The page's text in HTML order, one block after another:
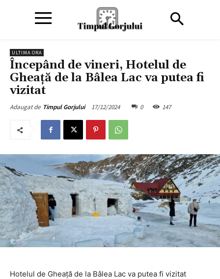
ULTIMA ORA
Începând de vineri, Hotelul de
Gheaţă de la Bâlea Lac va putea fi
vizitat
Adaugat de Timpul Gorjului 17/12/2024 0 147
Hotelul de Gheaţă de la Bâlea Lac va putea fi vizitat